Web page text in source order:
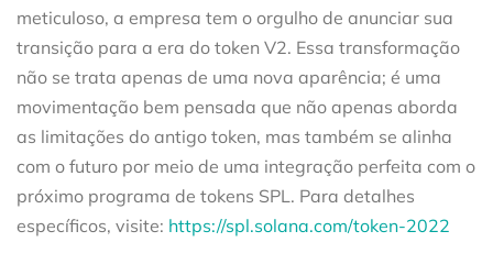
meticuloso, a empresa tem o orgulho de anunciar sua
transição para a era do token V2. Essa transformação
não se trata apenas de uma nova aparência; é uma
movimentação bem pensada que não apenas aborda
as limitações do antigo token, mas também se alinha
com o futuro por meio de uma integração perfeita com o
próximo programa de tokens SPL. Para detalhes
específicos, visite: https://spl.solana.com/token-2022